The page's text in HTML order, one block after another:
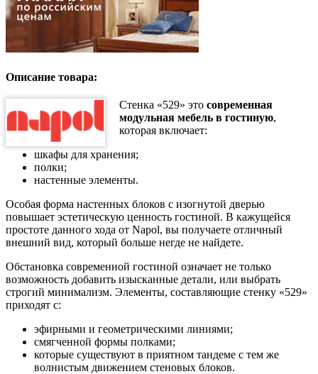
Описание товара:
Стенка «529» это современная
модульная мебель в гостиную,
которая включает:
шкафы для хранения;
полки;
настенные элементы.
Особая форма настенных блоков с изогнутой дверью
повышает эстетическую ценность гостиной. В кажущейся
простоте данного хода от Napol, вы получаете отличный
внешний вид, который больше негде не найдете.
Обстановка современной гостиной означает не только
возможность добавить изысканные детали, или выбрать
строгий минимализм. Элементы, составляющие стенку «529»
приходят с:
эфирными и геометрическими линиями;
смягченной формы полками;
которые существуют в приятном тандеме с тем же
волнистым движением стеновых блоков.